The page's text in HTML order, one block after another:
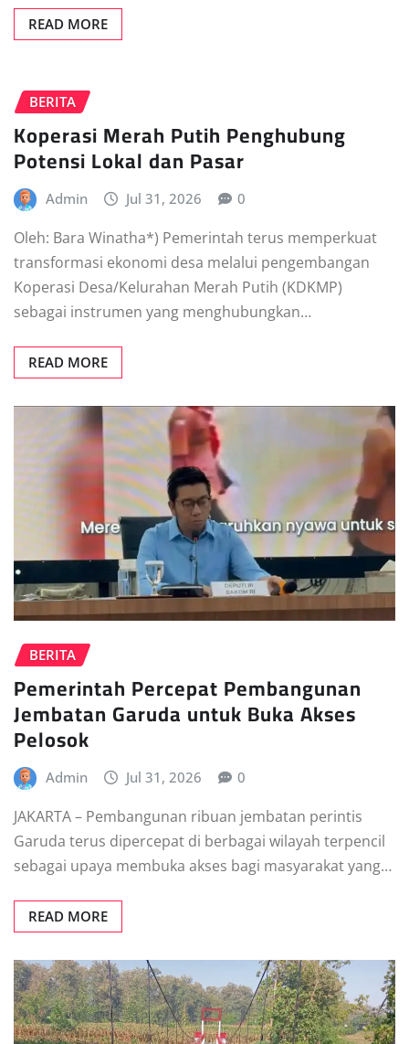
READ MORE
BERITA
Koperasi Merah Putih Penghubung
Potensi Lokal dan Pasar
Admin Jul 31, 2026 0
Oleh: Bara Winatha*) Pemerintah terus memperkuat
transformasi ekonomi desa melalui pengembangan
Koperasi Desa/Kelurahan Merah Putih (KDKMP)
sebagai instrumen yang menghubungkan…
READ MORE
BERITA
Pemerintah Percepat Pembangunan
Jembatan Garuda untuk Buka Akses
Pelosok
Admin Jul 31, 2026 0
JAKARTA – Pembangunan ribuan jembatan perintis
Garuda terus dipercepat di berbagai wilayah terpencil
sebagai upaya membuka akses bagi masyarakat yang…
READ MORE